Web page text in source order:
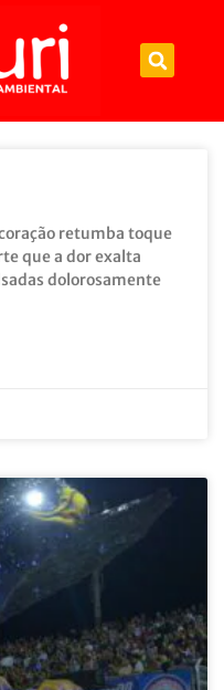
retumba toque
que a dor exalta
dolorosamente